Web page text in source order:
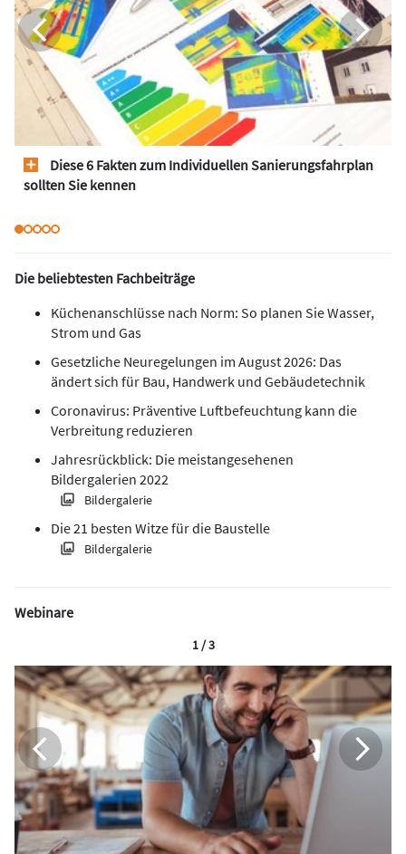
Diese 6 Fakten zum Individuellen Sanierungsfahrplan
sollten Sie kennen
Die beliebtesten Fachbeiträge
Küchenanschlüsse nach Norm: So planen Sie Wasser,
Strom und Gas
Gesetzliche Neuregelungen im August 2026: Das
ändert sich für Bau, Handwerk und Gebäudetechnik
Coronavirus: Präventive Luftbefeuchtung kann die
Verbreitung reduzieren
Jahresrückblick: Die meistangesehenen
Bildergalerien 2022
Bildergalerie
Die 21 besten Witze für die Baustelle
Bildergalerie
Webinare
1 / 3